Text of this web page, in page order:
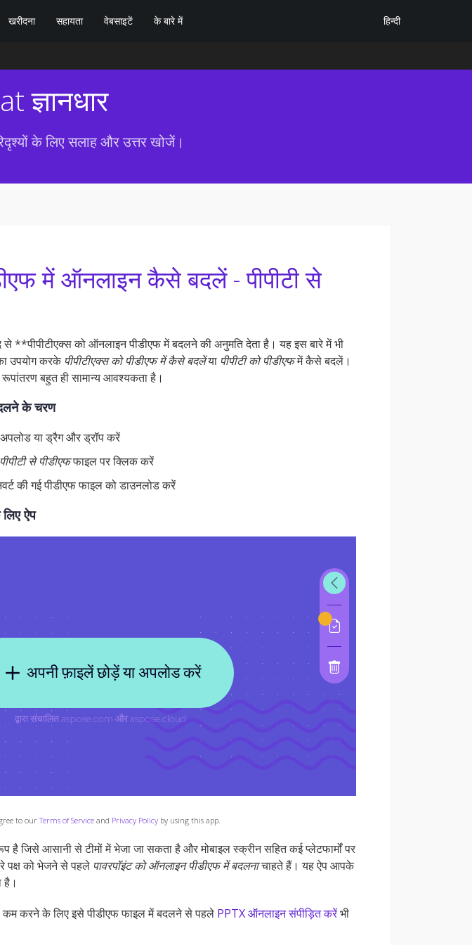
खरीदना सहायता वेबसाइटें के बारे में हिन्दी
ज्ञानधार
के लिए सलाह और उत्तर खोजें।
में ऑनलाइन कैसे बदलें - पीपीटी से
**पीपीटीएक्स को ऑनलाइन पीडीएफ में बदलने की अनुमति देता है। यह इस बारे में भी
उपयोग करके पीपीटीएक्स को पीडीएफ में कैसे बदलेंया पीपीटी को पीडीएफमें कैसे बदलें।
बहुत ही सामान्य आवश्यकता है।
के चरण
या ड्रैग और ड्रॉप करें
पीपीटी से पीडीएफफाइल पर क्लिक करें
की गई पीडीएफ फाइल को डाउनलोड करें
ऐप
to ourTerms of Service and Privacy Policy by using this app.
है जिसे आसानी से टीमों में भेजा जा सकता है और मोबाइल स्क्रीन सहित कई प्लेटफार्मों पर
पक्ष को भेजने से पहले पावरपॉइंट को ऑनलाइन पीडीएफ में बदलनाचाहते हैं। यह ऐप आपके
है।
करने के लिए इसे पीडीएफ फाइल में बदलने से पहले PPTX ऑनलाइन संपीड़ित करेंभी